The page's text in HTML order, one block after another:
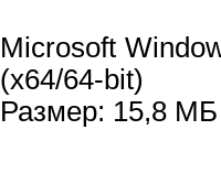
Microsoft
(x64/64-bit)
Размер: 15,8 МБ